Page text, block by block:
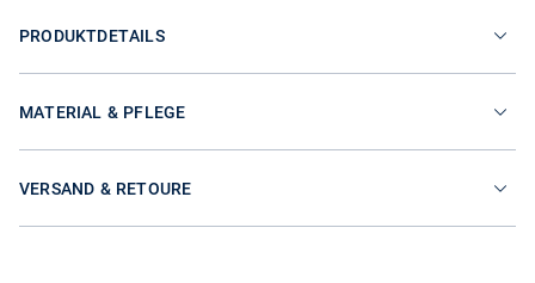
PRODUKTDETAILS
MATERIAL & PFLEGE
VERSAND & RETOURE